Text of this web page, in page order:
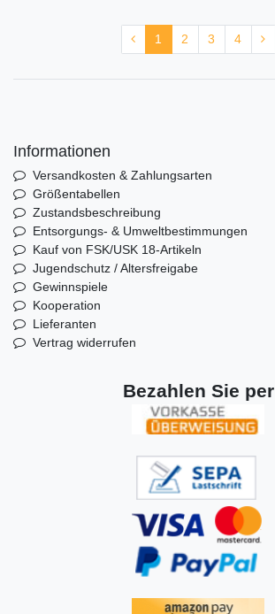
1 2 3 4
Informationen
Versandkosten & Zahlungsarten
Größentabellen
Zustandsbeschreibung
Entsorgungs- & Umweltbestimmungen
Kauf von FSK/USK 18-Artikeln
Jugendschutz / Altersfreigabe
Gewinnspiele
Kooperation
Lieferanten
Vertrag widerrufen
Bezahlen Sie per